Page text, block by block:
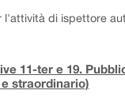
di ispettore
11-ter e 19.
straordinario)